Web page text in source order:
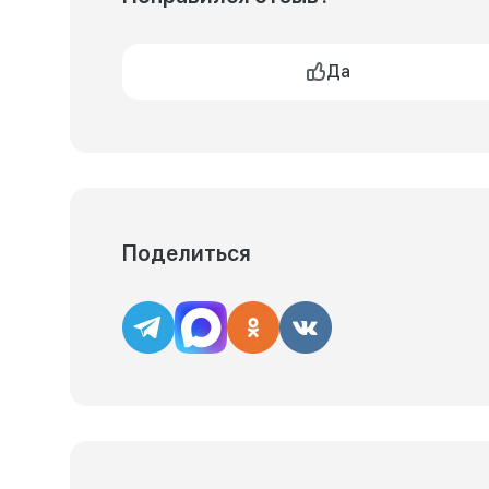
Да
Поделиться